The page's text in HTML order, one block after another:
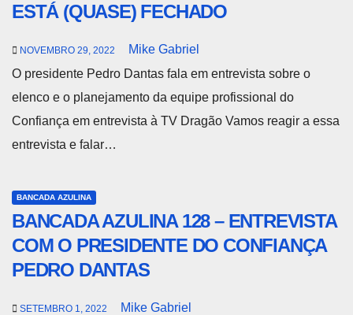
ESTÁ (QUASE) FECHADO
NOVEMBRO 29, 2022
Mike Gabriel
O presidente Pedro Dantas fala em entrevista sobre o
elenco e o planejamento da equipe profissional do
Confiança em entrevista à TV Dragão Vamos reagir a essa
entrevista e falar…
BANCADA AZULINA
BANCADA AZULINA 128 – ENTREVISTA
COM O PRESIDENTE DO CONFIANÇA
PEDRO DANTAS
SETEMBRO 1, 2022
Mike Gabriel